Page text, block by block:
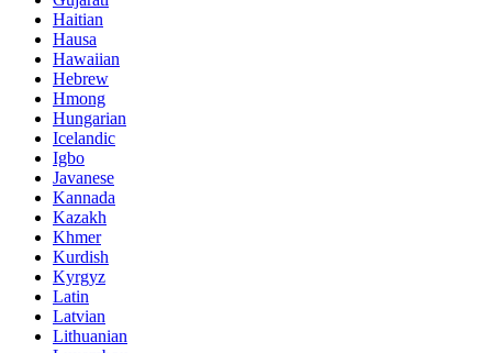
Haitian
Hausa
Hawaiian
Hebrew
Hmong
Hungarian
Icelandic
Igbo
Javanese
Kannada
Kazakh
Khmer
Kurdish
Kyrgyz
Latin
Latvian
Lithuanian